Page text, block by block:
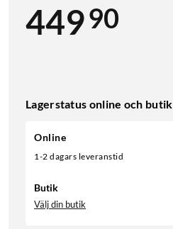
44990
Lagerstatus online och butik
Online
1-2 dagars leveranstid
Butik
Välj din butik